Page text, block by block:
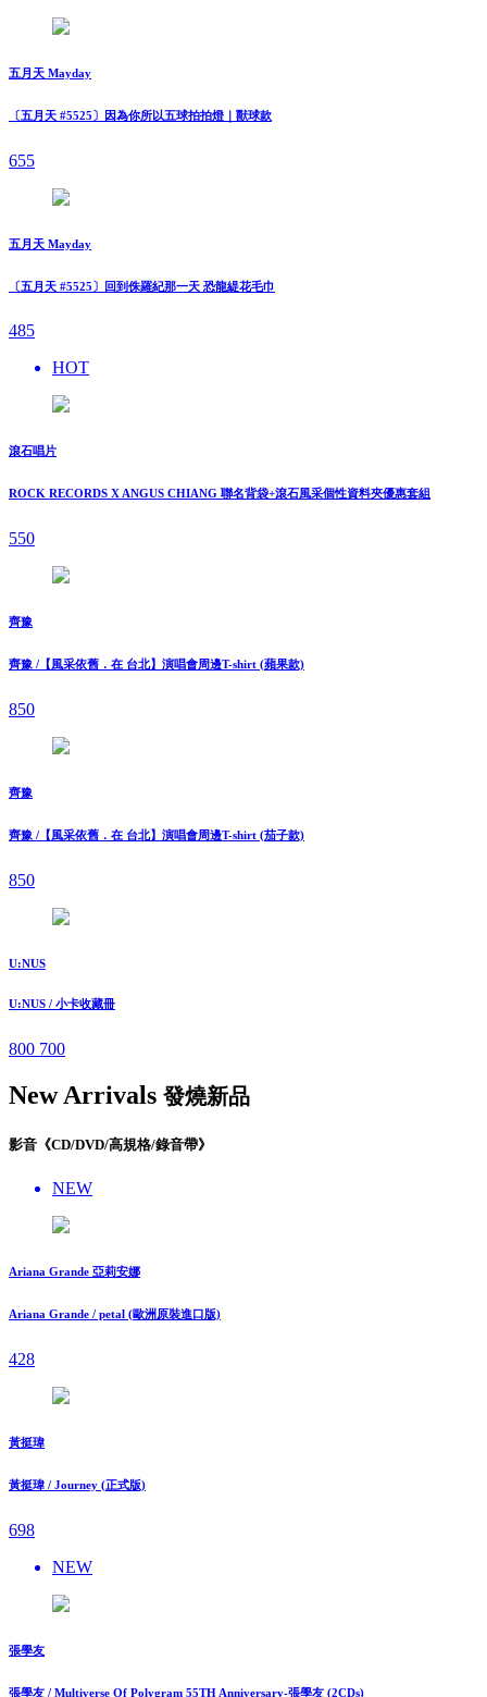
五月天 Mayday
〔五月天 #5525〕因為你所以五球拍拍燈｜獸球款
655
五月天 Mayday
〔五月天 #5525〕回到侏羅紀那一天 恐龍緹花毛巾
485
HOT
滾石唱片
ROCK RECORDS X ANGUS CHIANG 聯名背袋+滾石風采個性資料夾優惠套組
550
齊豫
齊豫 /【風采依舊．在 台北】演唱會周邊T-shirt (蘋果款)
850
齊豫
齊豫 /【風采依舊．在 台北】演唱會周邊T-shirt (茄子款)
850
U:NUS
U:NUS / 小卡收藏冊
800 700
New Arrivals 發燒新品
影音《CD/DVD/高規格/錄音帶》
NEW
Ariana Grande 亞莉安娜
Ariana Grande / petal (歐洲原裝進口版)
428
黃挺瑋
黃挺瑋 / Journey (正式版)
698
NEW
張學友
張學友 / Multiverse Of Polygram 55TH Anniversary-張學友 (2CDs)